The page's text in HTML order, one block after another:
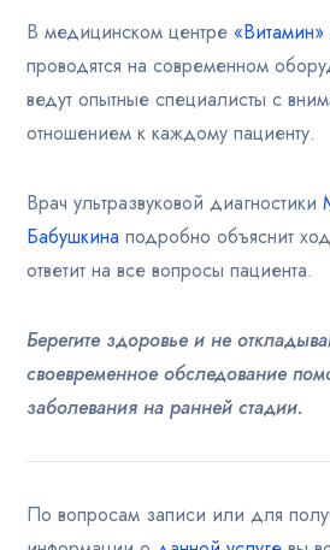
В медицинском центре«Витамин»
проводятся на современном
ведут опытные специалисты с
отношением к каждому пациенту.
Врач ультразвуковой диагностики
Бабушкина подробно объяснит
ответит на все вопросы пациента.
Берегите здоровье и не
своевременное обследование
заболевания на ранней стадии.
По вопросам записи или для